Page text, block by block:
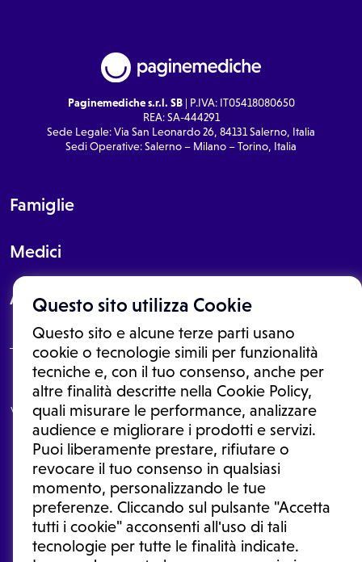
Questo sito utilizza Cookie
Questo sito e alcune terze parti usano
cookie o tecnologie simili per funzionalità
tecniche e, con il tuo consenso, anche per
altre finalità descritte nella Cookie Policy,
quali misurare le performance, analizzare
audience e migliorare i prodotti e servizi.
Puoi liberamente prestare, rifiutare o
revocare il tuo consenso in qualsiasi
momento, personalizzando le tue
preferenze. Cliccando sul pulsante "Accetta
tutti i cookie" acconsenti all'uso di tali
tecnologie per tutte le finalità indicate.
Paginemediche s.r.l. SB| P.IVA: IT05418080650
REA: SA-444291
Sede Legale: Via San Leonardo 26, 84131 Salerno, Italia
Sedi Operative: Salerno – Milano – Torino, Italia
Famiglie
Medici
About
Le informazioni proposte in questo sito non sono un consulto medico.
In nessun caso, queste informazioni sostituiscono un consulto, una
visita o una diagnosi formulata dal medico. Non si devono considerare
le informazioni disponibili come suggerimenti per la formulazione di
una diagnosi, la determinazione di un trattamento o l'assunzione o
sospensione di un farmaco senza prima consultare un medico di
medicina generale o uno specialista.
Condizioni di utilizzo|Privacy Policy |Gestione cookie
Ⓒ 2026 | Tutti i diritti riservati.